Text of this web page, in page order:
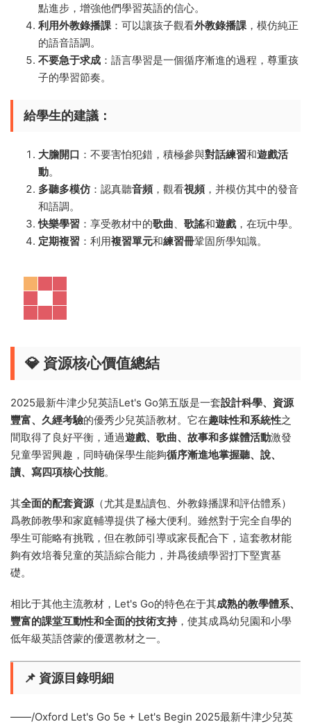
點進步，增強他們學習英語的信心。
利用外教錄播課 ：可以讓孩子觀看外教錄播課 ，模仿純正
的語音語調。
不要急于求成 ：語言學習是一個循序漸進的過程，尊重孩
子的學習節奏。
給學生的建議：
大膽開口 ：不要害怕犯錯，積極參與對話練習和遊戲活
動。
多聽多模仿 ：認真聽音頻，觀看視頻，并模仿其中的發音
和語調。
快樂學習 ：享受教材中的歌曲 歌謠和遊戲，在玩中學。
定期複習 ：利用複習單元和練習冊鞏固所學知識。
💎 資源核心價值總結
2025最新牛津少兒英語Let's Go第五版是一套設計科學、資源
豐富、久經考驗的優秀少兒英語教材。它在趣味性和系統性之
間取得了良好平衡，通過遊戲、歌曲、故事和多媒體活動激發
兒童學習興趣，同時确保學生能夠循序漸進地掌握聽、說、
讀、寫四項核心技能。
其全面的配套資源 （尤其是點讀包、外教錄播課和評估體系）
爲教師教學和家庭輔導提供了極大便利。雖然對于完全自學的
學生可能略有挑戰，但在教師引導或家長配合下，這套教材能
夠有效培養兒童的英語綜合能力，并爲後續學習打下堅實基
礎。
相比于其他主流教材，Let's Go的特色在于其成熟的教學體系、
豐富的課堂互動性和全面的技術支持，使其成爲幼兒園和小學
低年級英語啓蒙的優選教材之一。
📌 資源目錄明細
——/Oxford Let's Go 5e + Let's Begin 2025最新牛津少兒英